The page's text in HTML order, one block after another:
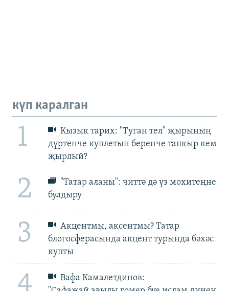
күп каралган
1
Кызык тарих: "Туган тел" җырының
дүртенче куплетын беренче тапкыр кем
җырлый?
2
"Татар аланы": читтә дә үз мохитеңне
булдыру
3
Акцентмы, аксентмы? Татар
блогосферасында акцент турында бәхәс
купты
Вафа Камалетдинов: